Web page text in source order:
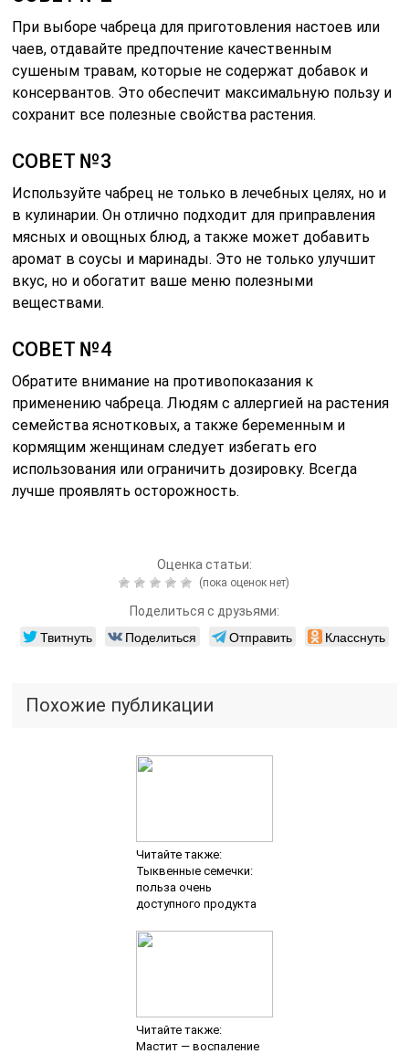
При выборе чабреца для приготовления настоев или
чаев, отдавайте предпочтение качественным
сушеным травам, которые не содержат добавок и
консервантов. Это обеспечит максимальную пользу и
сохранит все полезные свойства растения.
СОВЕТ №3
Используйте чабрец не только в лечебных целях, но и
в кулинарии. Он отлично подходит для приправления
мясных и овощных блюд, а также может добавить
аромат в соусы и маринады. Это не только улучшит
вкус, но и обогатит ваше меню полезными
веществами.
СОВЕТ №4
Обратите внимание на противопоказания к
применению чабреца. Людям с аллергией на растения
семейства яснотковых, а также беременным и
кормящим женщинам следует избегать его
использования или ограничить дозировку. Всегда
лучше проявлять осторожность.
Оценка статьи:
(пока оценок нет)
Поделиться с друзьями:
Твитнуть Поделиться Отправить Класснуть
Похожие публикации
Читайте также:
Тыквенные семечки:
польза очень
доступного продукта
Читайте также:
Мастит — воспаление